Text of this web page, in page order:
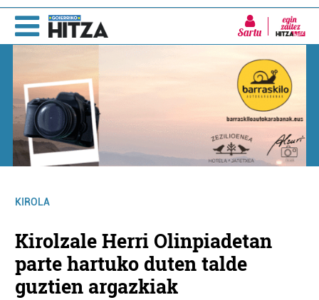
Sartu
KIROLA
Kirolzale Herri Olinpiadetan
parte hartuko duten talde
guztien argazkiak